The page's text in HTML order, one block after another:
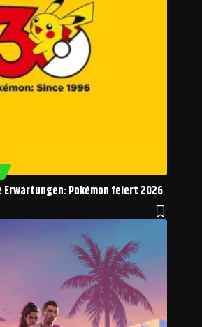
Erwartungen: Pokémon feiert 2026